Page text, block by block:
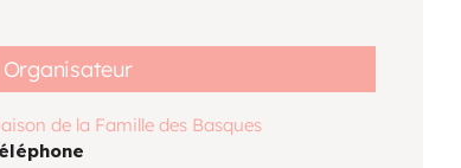
Organisateur
de la Famille des Basques